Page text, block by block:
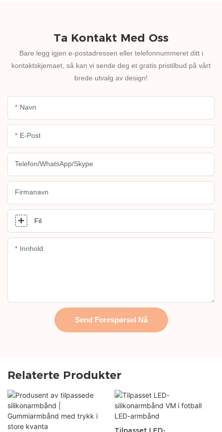
Ta Kontakt Med Oss
Bare legg igjen e-postadressen eller telefonnummeret ditt i
kontaktskjemaet, så kan vi sende deg et gratis pristilbud på vårt
brede utvalg av design!
Navn
E-Post
Telefon/WhatsApp/Skype
Firmanavn
Fil
Innhold
Send Forespørsel Nå
Relaterte Produkter